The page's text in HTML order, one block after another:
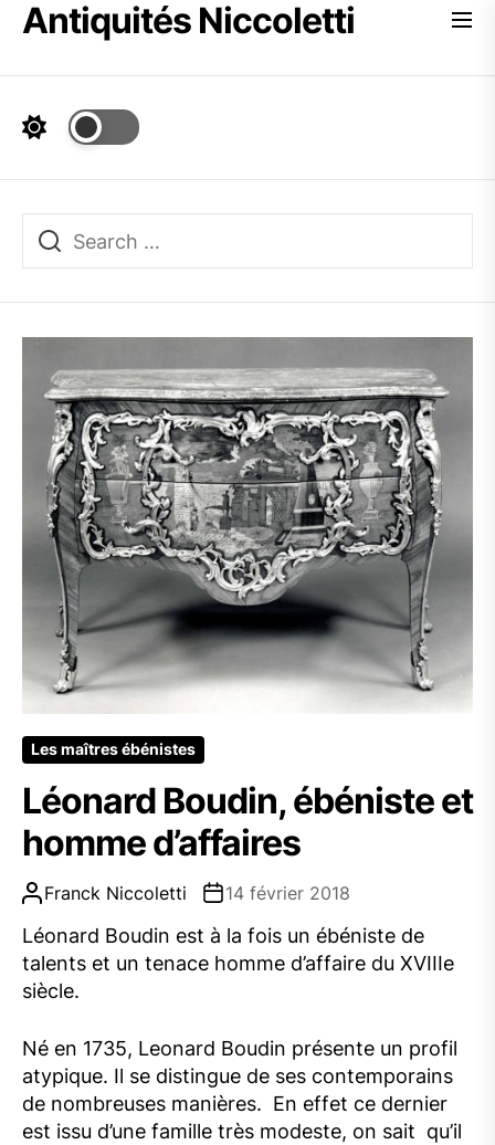
SkipAntiquités Niccoletti
Les maîtres ébénistes
Léonard Boudin, ébéniste et
homme d’affaires
Franck Niccoletti 14 février 2018
Léonard Boudin est à la fois un ébéniste de
talents et un tenace homme d’affaire du XVIIIe
siècle.
Né en 1735, Leonard Boudin présente un profil
atypique. Il se distingue de ses contemporains
de nombreuses manières. En effet ce dernier
est issu d’une famille très modeste, on sait qu’il